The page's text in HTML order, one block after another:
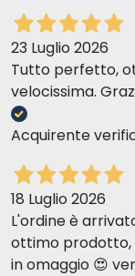
23 Luglio 2026
Tutto perfetto,
velocissima.
Acquirente
18 Luglio 2026
L'ordine è
ottimo prodotto,
in omaggio 😍